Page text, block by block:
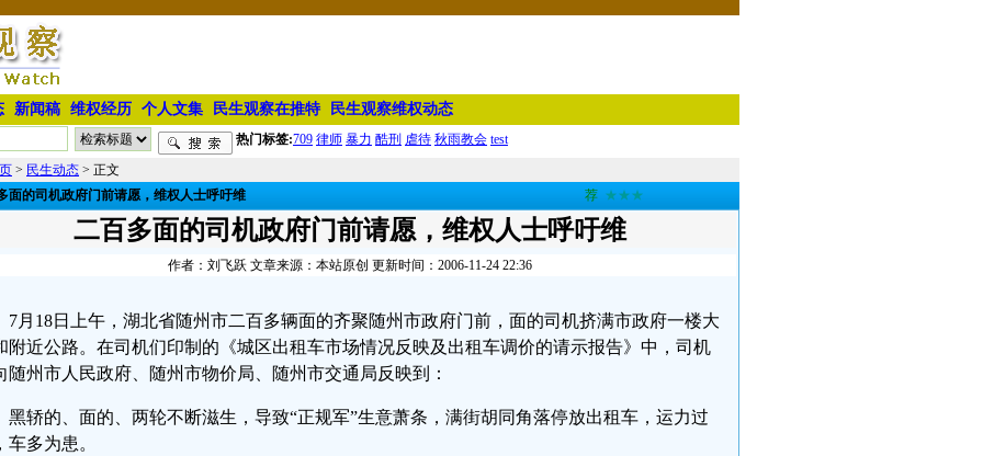
新闻稿 维权经历 个人文集 民生观察在推特 民生观察维权动态
热门标签:709 律师 暴力 酷刑 虐待 秋雨教会 test
> 民生动态 > 正文
面的司机政府门前请愿，维权人士呼吁维 荐 ★★★
二百多面的司机政府门前请愿，维权人士呼吁维
作者：刘飞跃 文章来源：本站原创 更新时间：2006-11-24 22:36
7月18日上午，湖北省随州市二百多辆面的齐聚随州市政府门前，面的司机挤满市政府一楼大
附近公路。在司机们印制的《城区出租车市场情况反映及出租车调价的请示报告》中，司机
随州市人民政府、随州市物价局、随州市交通局反映到：
黑轿的、面的、两轮不断滋生，导致“正规军”生意萧条，满街胡同角落停放出租车，运力过
车多为患。